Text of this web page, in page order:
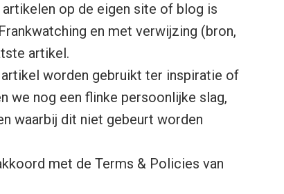
op de eigen site of blog is
en met verwijzing (bron,
artikel.
worden gebruikt ter inspiratie of
we nog een flinke persoonlijke slag,
waarbij dit niet gebeurt worden
met de Terms & Policies van